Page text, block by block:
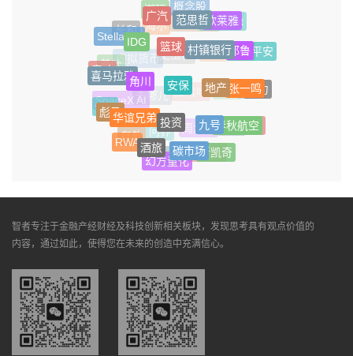
概念股
潮玩
广汽 范思哲欧莱雅
AI Agent
英皇集团
海尔
长和
Stellantis
IDG 篮球 村镇银行耶鲁
中国平安
安卓
NBA
史玉柱
虚拟货币
茶叶
音响
喜马拉雅角川 安保 地产 张一鸣
算力
融资
国美
娃哈哈
去哪儿
SpaceX AI
vivo
彪马华谊兄弟 投资 九号春秋航空
敦煌网
播客
周六福
问界
存款
RWA酒旅 碳市场斯凯奇
前置仓
宇树
幻方量化
智者专注于金融产经财经及科技创新相关板块，发现思考具有观点价值的
内容，通过如此，使得您在未来的创造中充满信心。